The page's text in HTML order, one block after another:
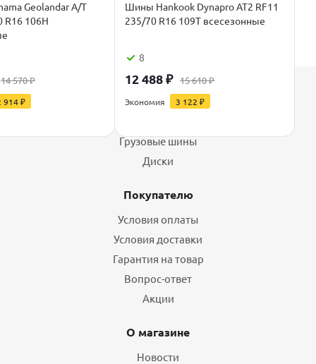
Geolandar A/T
R16 106H
14 570₽
914₽
Шины Hankook Dynapro AT2 RF11
235/70 R16 109T всесезонные
8
12 488₽ 15 610₽
Экономия 3 122 ₽
Каталог
Грузовые шины
Диски
Покупателю
Условия оплаты
Условия доставки
Гарантия на товар
Вопрос-ответ
Акции
О магазине
Новости